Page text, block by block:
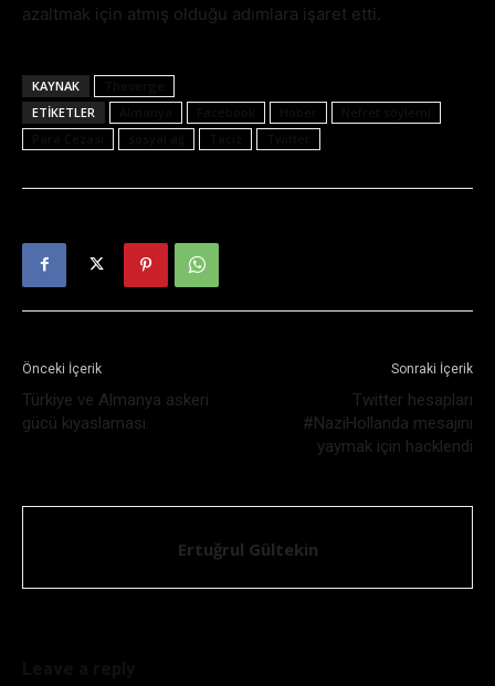
azaltmak için atmış olduğu adımlara işaret etti.
KAYNAK
ETIKETLER
Önceki İçerik
Türkiye ve Almanya askeri
gücü kıyaslaması.
Sonraki İçerik
Twitter hesapları
#NaziHollanda mesajını
yaymak için hacklendi
Ertuğrul Gültekin